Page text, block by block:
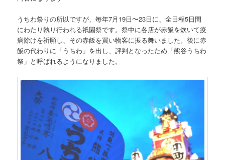
うちわ祭りの所以ですが、毎年7月19日〜23日に、全日程5日間
にわたり執り行われる祇園祭です。祭中に各店が赤飯を炊いて疫
病除けを祈願し、その赤飯を買い物客に振る舞いました。後に赤
飯の代わりに「うちわ」を出し、評判となったため「熊谷うちわ
祭」と呼ばれるようになりました。